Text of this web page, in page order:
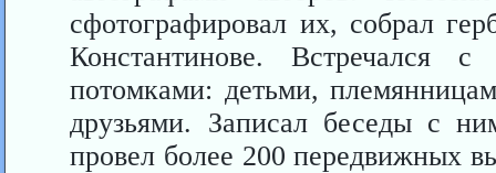
сфотографировал их, собрал
Константинове. Встречался
потомками: детьми,
друзьями. Записал беседы с
провел более 200 передвижных